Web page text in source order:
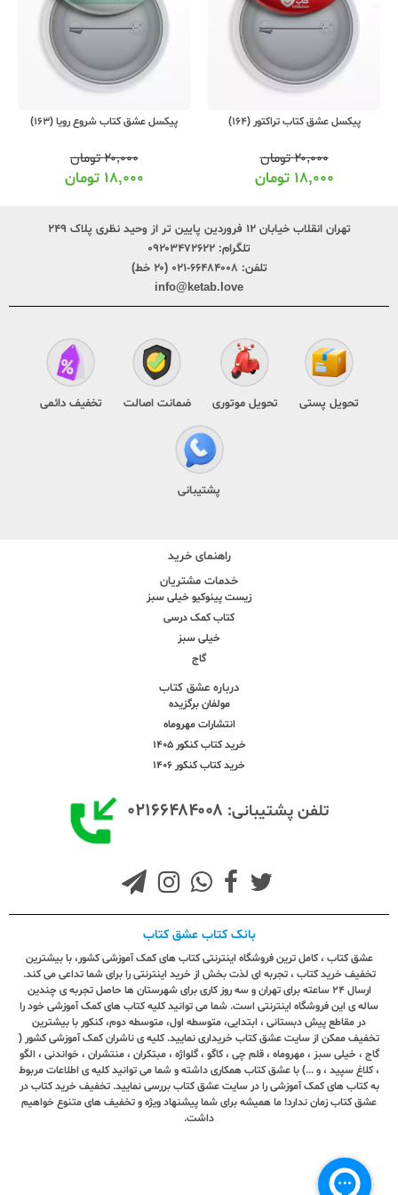
پیکسل عشق کتاب تراکتور (164)
۲۰,۰۰۰تومان
۱۸,۰۰۰ تومان
پیکسل عشق کتاب شروع رویا (163)
۲۰,۰۰۰تومان
۱۸,۰۰۰ تومان
تهران انقلاب خیابان ۱۲ فروردین پایین تر از وحید نظری پلاک ۲۴۹
تلگرام: ۰۹۲۰۳۴۷۲۶۲۲
تلفن: ۶۶۴۸۴۰۰۸-۰۲۱ (۲۰ خط)
info@ketab.love
تحویل پستی تحویل موتوری ضمانت اصالت تخفیف دائمی
پشتیبانی
راهنمای خرید
خدمات مشتریان
زیست پینوکیو خیلی سبز
کتاب کمک درسی
خیلی سبز
گاج
درباره عشق کتاب
مولفان برگزیده
انتشارات مهروماه
خرید کتاب کنکور 1405
خرید کتاب کنکور 1406
تلفن پشتیبانی: ۰۲۱۶۶۴۸۴۰۰۸
بانک کتاب عشق کتاب
عشق کتاب ، کامل ترین فروشگاه اینترنتی کتاب های کمک آموزشی کشور، با بیشترین
تخفیف خرید کتاب ، تجربه ای لذت بخش از خرید اینترنتی را برای شما تداعی می کند.
ارسال ٢٤ ساعته برای تهران و سه روز کاری برای شهرستان ها حاصل تجربه ی چندین
ساله ی این فروشگاه اینترنتی است. شما می توانید کلیه کتاب های کمک آموزشی خود را
در مقاطع پیش دبستانی ، ابتدایی، متوسطه اول، متوسطه دوم، کنکور با بیشترین
تخفیف ممکن از سایت عشق کتاب خریداری نمایید. کلیه ی ناشران کمک آموزشی کشور (
گاج ، خیلی سبز ، مهروماه ، قلم چی ، کاگو ، گلواژه ، مبتکران ، منتشران ، خواندنی ، الگو
، کلاغ سپید ، و ...) با عشق کتاب همکاری داشته و شما می توانید کلیه ی اطلاعات مربوط
به کتاب های کمک آموزشی را در سایت عشق کتاب بررسی نمایید. تخفیف خرید کتاب در
عشق کتاب زمان ندارد! ما همیشه برای شما پیشنهاد ویژه و تخفیف های متنوع خواهیم
داشت.